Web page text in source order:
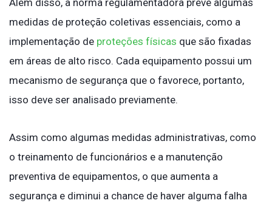
Além disso, a norma regulamentadora prevê algumas
medidas de proteção coletivas essenciais, como a
implementação de proteções físicas que são fixadas
em áreas de alto risco. Cada equipamento possui um
mecanismo de segurança que o favorece, portanto,
isso deve ser analisado previamente.
Assim como algumas medidas administrativas, como
o treinamento de funcionários e a manutenção
preventiva de equipamentos, o que aumenta a
segurança e diminui a chance de haver alguma falha